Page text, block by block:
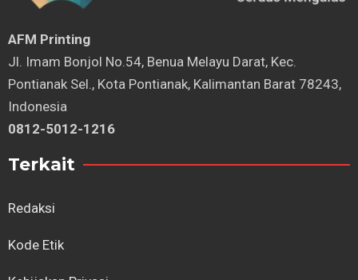
AFM Printing
⁠Jl. Imam Bonjol No.54, Benua Melayu Darat, Kec.
Pontianak Sel., Kota Pontianak, Kalimantan Barat 78243,
Indonesia
0812-5012-1216
Terkait
Redaksi
Kode Etik